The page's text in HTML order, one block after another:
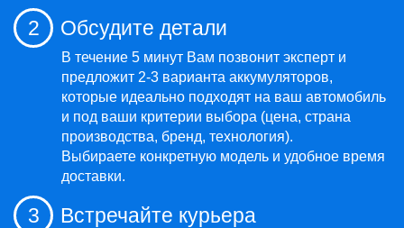
2 Обсудите детали
В течение 5 минут Вам позвонит эксперт и
предложит 2-3 варианта аккумуляторов,
которые идеально подходят на ваш автомобиль
и под ваши критерии выбора (цена, страна
производства, бренд, технология).
Выбираете конкретную модель и удобное время
доставки.
3 Встречайте курьера